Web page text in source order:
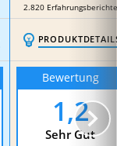
2.820 Erfahrungsberichte
Bewertung
1,2
Sehr Gut